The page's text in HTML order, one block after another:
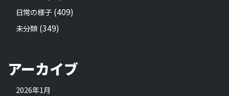
日常の様子 (409)
未分類 (349)
アーカイブ
2026年1月